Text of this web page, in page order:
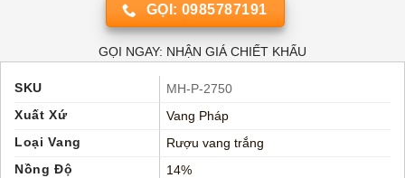
GỌI: 0985787191
GỌI NGAY: NHẬN GIÁ CHIẾT KHẤU
SKU
MH-P-2750
Xuất Xứ
Vang Pháp
Loại Vang
Rượu vang trắng
Nồng Độ
14%